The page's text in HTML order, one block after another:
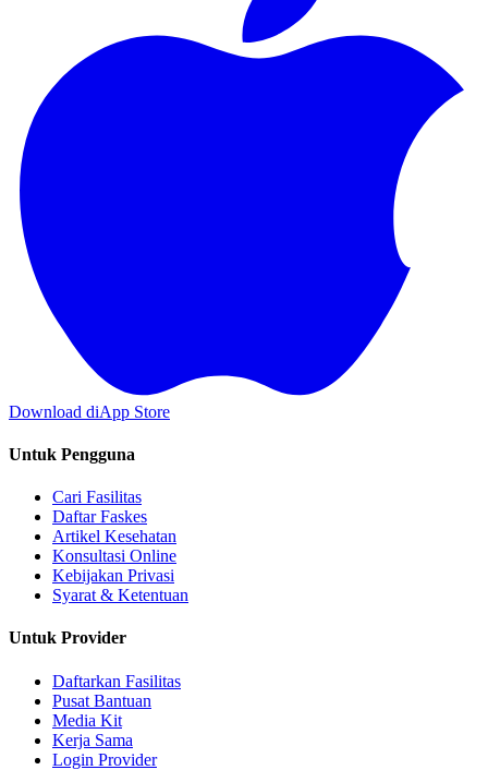
Download diApp Store
Untuk Pengguna
Cari Fasilitas
Daftar Faskes
Artikel Kesehatan
Konsultasi Online
Kebijakan Privasi
Syarat & Ketentuan
Untuk Provider
Daftarkan Fasilitas
Pusat Bantuan
Media Kit
Kerja Sama
Login Provider